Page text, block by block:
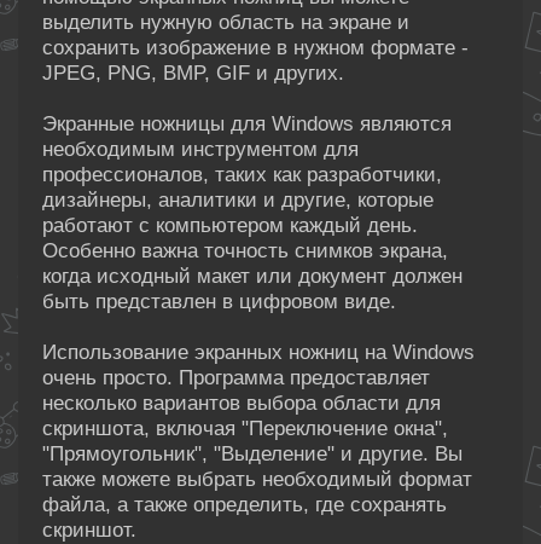
выделить нужную область на экране и
сохранить изображение в нужном формате -
JPEG, PNG, BMP, GIF и других.
Экранные ножницы для Windows являются
необходимым инструментом для
профессионалов, таких как разработчики,
дизайнеры, аналитики и другие, которые
работают с компьютером каждый день.
Особенно важна точность снимков экрана,
когда исходный макет или документ должен
быть представлен в цифровом виде.
Использование экранных ножниц на Windows
очень просто. Программа предоставляет
несколько вариантов выбора области для
скриншота, включая "Переключение окна",
"Прямоугольник", "Выделение" и другие. Вы
также можете выбрать необходимый формат
файла, а также определить, где сохранять
скриншот.